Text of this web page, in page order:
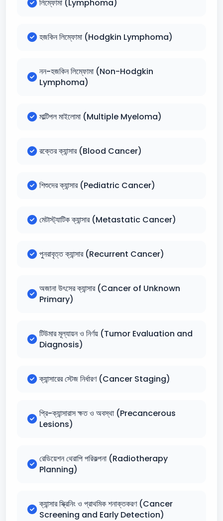
লিম্ফোমা (Lymphoma)
হজকিন লিম্ফোমা (Hodgkin Lymphoma)
নন-হজকিন লিম্ফোমা (Non-Hodgkin
Lymphoma)
মাল্টিপল মাইলোমা (Multiple Myeloma)
রক্তের ক্যান্সার (Blood Cancer)
শিশুদের ক্যান্সার (Pediatric Cancer)
মেটাস্ট্যাটিক ক্যান্সার (Metastatic Cancer)
পুনরাবৃত্ত ক্যান্সার (Recurrent Cancer)
অজানা উৎসের ক্যান্সার (Cancer of Unknown
Primary)
টিউমার মূল্যায়ন ও নির্ণয় (Tumor Evaluation and
Diagnosis)
ক্যান্সারের স্টেজ নির্ধারণ (Cancer Staging)
প্রি-ক্যান্সারাস ক্ষত ও অবস্থা (Precancerous
Lesions)
রেডিয়েশন থেরাপি পরিকল্পনা (Radiotherapy
Planning)
ক্যান্সার স্ক্রিনিং ও প্রাথমিক শনাক্তকরণ (Cancer
Screening and Early Detection)